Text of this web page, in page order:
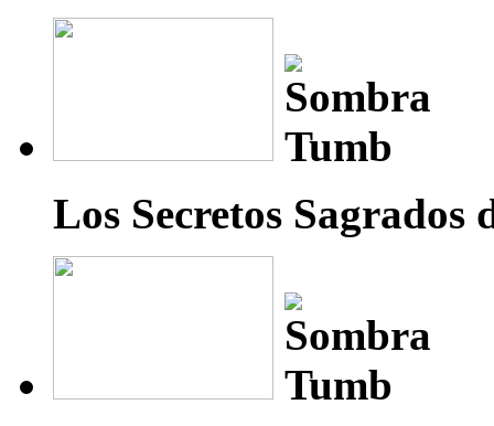
Los Secretos Sagrados